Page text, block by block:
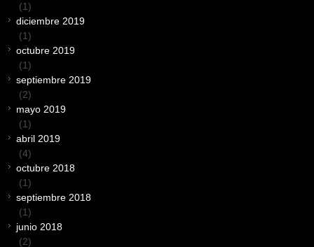
(1)
diciembre 2019
(1)
octubre 2019
(1)
septiembre 2019
(2)
mayo 2019
(1)
abril 2019
(4)
octubre 2018
(1)
septiembre 2018
(1)
junio 2018
(2)